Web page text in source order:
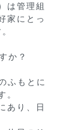
は管理組
家にとっ
か？
ふもとに
。
あり、日